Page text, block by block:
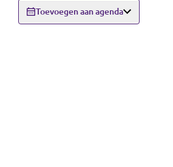
Toevoegen aan agenda